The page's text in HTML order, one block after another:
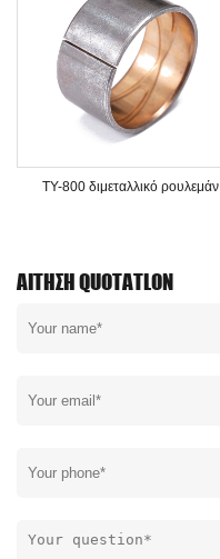
TY-800 διμεταλλικό ρουλεμάν
ΑΊΤΗΣΗ QUOTATLON